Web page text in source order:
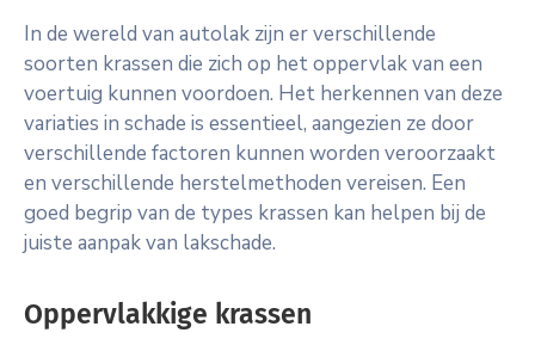
In de wereld van autolak zijn er verschillende
soorten krassen die zich op het oppervlak van een
voertuig kunnen voordoen. Het herkennen van deze
variaties in schade is essentieel, aangezien ze door
verschillende factoren kunnen worden veroorzaakt
en verschillende herstelmethoden vereisen. Een
goed begrip van de types krassen kan helpen bij de
juiste aanpak van lakschade.
Oppervlakkige krassen